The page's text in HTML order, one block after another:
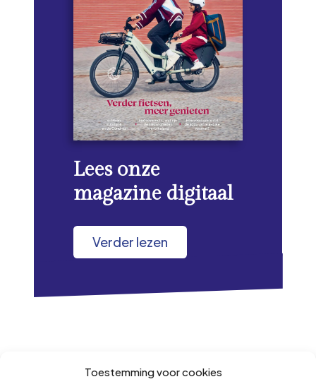
Toestemming voor cookies
Lees onze
magazine digitaal
Verder lezen